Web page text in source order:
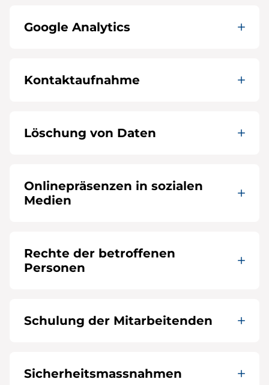
Google Analytics
Kontaktaufnahme
Löschung von Daten
Onlinepräsenzen in sozialen
Medien
Rechte der betroffenen
Personen
Schulung der Mitarbeitenden
Sicherheitsmassnahmen